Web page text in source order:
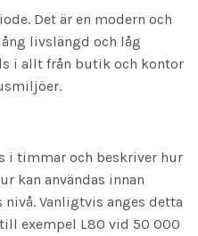
Det är en modern och
livslängd och låg
i allt från butik och kontor
i timmar och beskriver hur
kan användas innan
Vanligtvis anges detta
exempel L80 vid 50 000